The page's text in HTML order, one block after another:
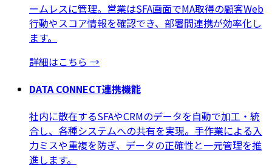
ームレスに管理。営業はSFA画面でMA取得の顧客Web
行動やスコア情報を確認でき、部署間連携が効率化し
ます。
詳細はこちら →
DATA CONNECT連携機能
社内に散在するSFAやCRMのデータを自動で加工・統
合し、各種システムへの共有を実現。手作業による入
力ミスや重複を防ぎ、データの正確性と一元管理を推
進します。